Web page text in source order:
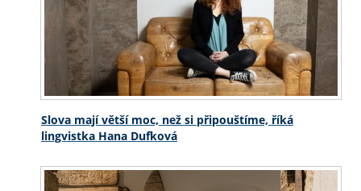
Slova mají větší moc, než si připouštíme, říká
lingvistka Hana Dufková